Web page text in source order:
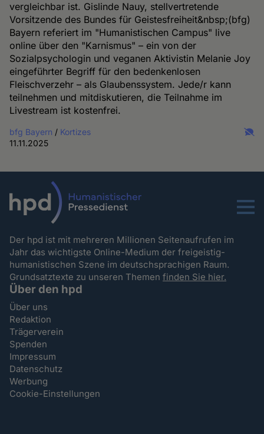
vergleichbar ist. Gislinde Nauy, stellvertretende
Vorsitzende des Bundes für Geistesfreiheit&nbsp;(bfg)
Bayern referiert im "Humanistischen Campus" live
online über den "Karnismus" – ein von der
Sozialpsychologin und veganen Aktivistin Melanie Joy
eingeführter Begriff für den bedenkenlosen
Fleischverzehr – als Glaubenssystem. Jede/r kann
teilnehmen und mitdiskutieren, die Teilnahme im
Livestream ist kostenfrei.
bfg Bayern / Kortizes
11.11.2025
Menu
Der hpd ist mit mehreren Millionen Seitenaufrufen im
Jahr das wichtigste Online-Medium der freigeistig-
humanistischen Szene im deutschsprachigen Raum.
Grundsatztexte zu unseren Themenfinden Sie hier.
Über den hpd
Über uns
Redaktion
Trägerverein
Spenden
Impressum
Datenschutz
Werbung
Cookie-Einstellungen